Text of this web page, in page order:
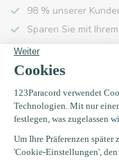
98 % unserer
Sparen Sie mit
Kostenlose